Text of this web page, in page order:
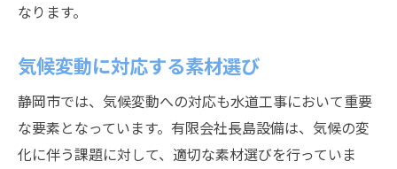
なります。
気候変動に対応する素材選び
静岡市では、気候変動への対応も水道工事において重要
な要素となっています。有限会社長島設備は、気候の変
化に伴う課題に対して、適切な素材選びを行っていま